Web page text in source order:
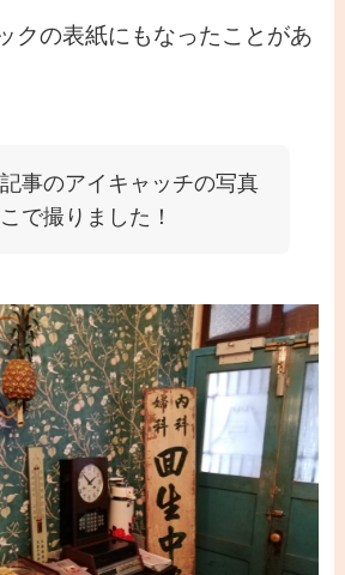
クの表紙にもなったことがあ
事のアイキャッチの写真
で撮りました！